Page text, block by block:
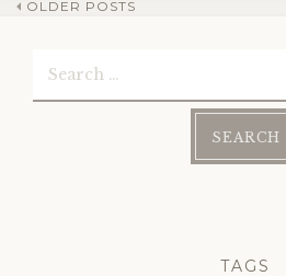
Post
navigation
OLDER POSTS
TAGS